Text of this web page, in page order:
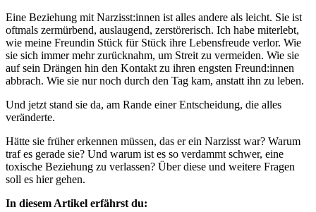
Eine Beziehung mit Narzisst:innen ist alles andere als leicht. Sie ist
oftmals zermürbend, auslaugend, zerstörerisch. Ich habe miterlebt,
wie meine Freundin Stück für Stück ihre Lebensfreude verlor. Wie
sie sich immer mehr zurücknahm, um Streit zu vermeiden. Wie sie
auf sein Drängen hin den Kontakt zu ihren engsten Freund:innen
abbrach. Wie sie nur noch durch den Tag kam, anstatt ihn zu leben.
Und jetzt stand sie da, am Rande einer Entscheidung, die alles
veränderte.
Hätte sie früher erkennen müssen, das er ein Narzisst war? Warum
traf es gerade sie? Und warum ist es so verdammt schwer, eine
toxische Beziehung zu verlassen? Über diese und weitere Fragen
soll es hier gehen.
In diesem Artikel erfährst du: